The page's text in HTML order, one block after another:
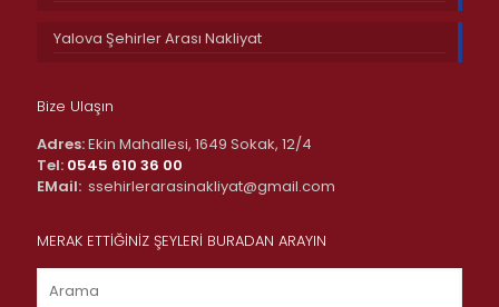
Yalova Şehirler Arası Nakliyat
Bize Ulaşın
Adres:Ekin Mahallesi, 1649 Sokak, 12/4
Tel: 0545 610 36 00
EMail: ssehirlerarasinakliyat@gmail.com
MERAK ETTİĞİNİZ ŞEYLERİ BURADAN ARAYIN